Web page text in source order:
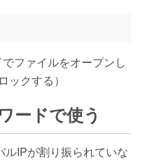
ファイルをオープンし
ックする）
ードで使う
IPが割り振られていな